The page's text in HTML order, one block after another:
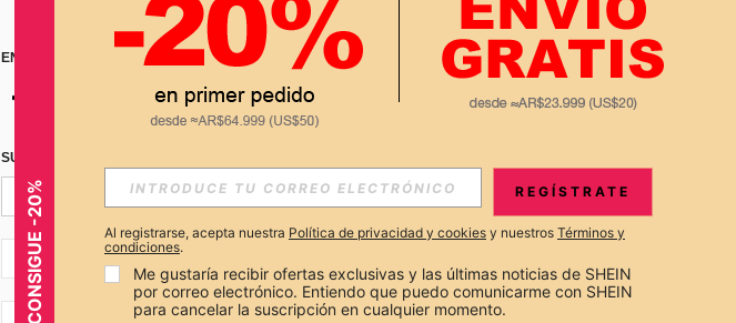
ENCUÉNTRANOS EN APP
SUSCRÍBETE PARA RECIBIR OFERTAS EXCLUSIVAS, PROMOCIONES Y NOTICIAS DE SHEIN
Suscribir
AR + 54
CONSIGUE -20% REGÍSTRATE
Al registrarse, acepta nuestra Política de privacidad y cookies y nuestros Términos y
condiciones.
Me gustaría recibir ofertas exclusivas y las últimas noticias de SHEIN
por correo electrónico. Entiendo que puedo comunicarme con SHEIN
para cancelar la suscripción en cualquier momento.